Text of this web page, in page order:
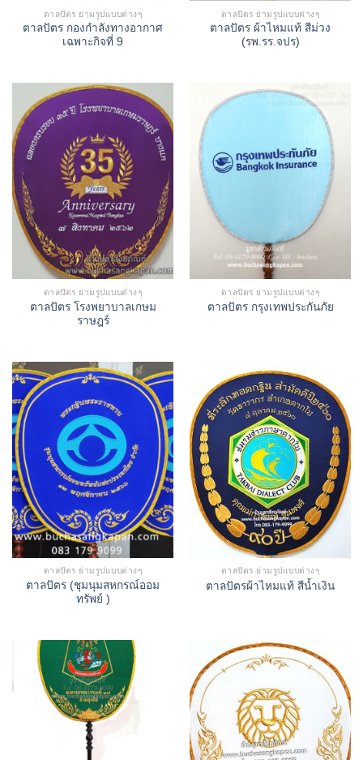
ตาลปัตร ย่ามรูปแบบต่างๆ
ตาลปัตร กองกำลังทางอากาศ
เฉพาะกิจที่ 9
ตาลปัตร ย่ามรูปแบบต่างๆ
ตาลปัตร ผ้าไหมแท้ สีม่วง
(รพ.รร.จปร)
ตาลปัตร ย่ามรูปแบบต่างๆ
ตาลปัตร โรงพยาบาลเกษม
ราษฎร์
ตาลปัตร ย่ามรูปแบบต่างๆ
ตาลปัตร กรุงเทพประกันภัย
ตาลปัตร ย่ามรูปแบบต่างๆ
ตาลปัตร (ชุมนุมสหกรณ์ออม
ทรัพย์ )
ตาลปัตร ย่ามรูปแบบต่างๆ
ตาลปัตรผ้าไหมแท้ สีน้ำเงิน